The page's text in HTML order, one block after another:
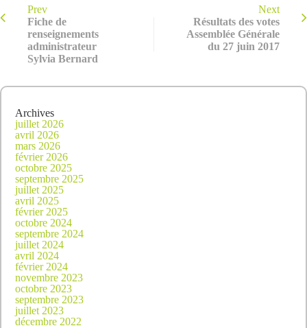
Prev
Fiche de
renseignements
administrateur
Sylvia Bernard
Next
Résultats des votes
Assemblée Générale
du 27 juin 2017
Archives
juillet 2026
avril 2026
mars 2026
février 2026
octobre 2025
septembre 2025
juillet 2025
avril 2025
février 2025
octobre 2024
septembre 2024
juillet 2024
avril 2024
février 2024
novembre 2023
octobre 2023
septembre 2023
juillet 2023
décembre 2022